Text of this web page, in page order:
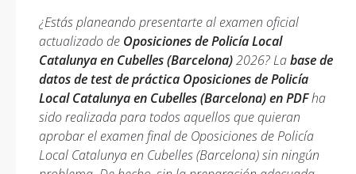
¿Estás planeando presentarte al examen oficial
actualizado de Oposiciones de Policía Local
Catalunya en Cubelles (Barcelona)2026? Labase de
datos de test de práctica Oposiciones de Policía
Local Catalunya en Cubelles (Barcelona) en PDFha
sido realizada para todos aquellos que quieran
aprobar el examen final de Oposiciones de Policía
Local Catalunya en Cubelles (Barcelona) sin ningún